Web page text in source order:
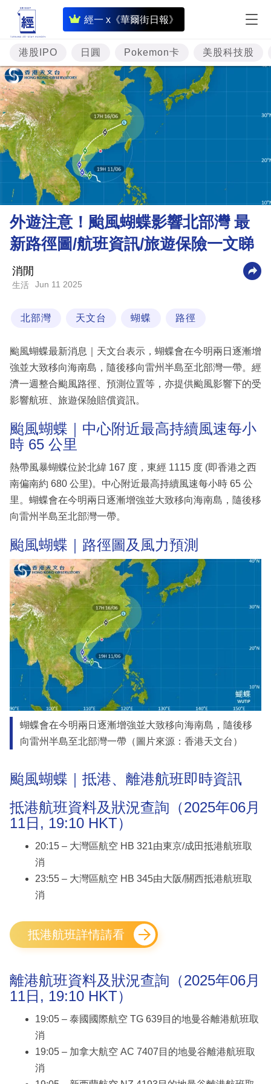
經一 x《華爾街日報》
即
時
財
經
專
題
投
資
樓
市
理
財
商
科
生
活
時
事
專
欄
訂
閱
專
區
港股IPO 日圓 Pokemon卡 美股科技股
外遊注意！颱風蝴蝶影響北部灣 最
新路徑圖/航班資訊/旅遊保險一文睇
消閒
生活 Jun 11 2025
北部灣 天文台 蝴蝶 路徑
颱風蝴蝶最新消息｜天文台表示，蝴蝶會在今明兩日逐漸增
強並大致移向海南島，隨後移向雷州半島至北部灣一帶。經
濟一週整合颱風路徑、預測位置等，亦提供颱風影響下的受
影響航班、旅遊保險賠償資訊。
颱風蝴蝶｜中心附近最高持續風速每小
時 65 公里
熱帶風暴蝴蝶位於北緯 167 度，東經 1115 度 (即香港之西
南偏南約 680 公里)。中心附近最高持續風速每小時 65 公
里。蝴蝶會在今明兩日逐漸增強並大致移向海南島，隨後移
向雷州半島至北部灣一帶。
颱風蝴蝶｜路徑圖及風力預測
蝴蝶會在今明兩日逐漸增強並大致移向海南島，隨後移
向雷州半島至北部灣一帶（圖片來源：香港天文台）
颱風蝴蝶｜抵港、離港航班即時資訊
抵港航班資料及狀況查詢（2025年06月
11日, 19:10 HKT）
20:15 – 大灣區航空 HB 321由東京/成田抵港航班取
消
23:55 – 大灣區航空 HB 345由大阪/關西抵港航班取
消
抵港航班詳情請看
離港航班資料及狀況查詢（2025年06月
11日, 19:10 HKT）
19:05 – 泰國國際航空 TG 639目的地曼谷離港航班取
消
19:05 – 加拿大航空 AC 7407目的地曼谷離港航班取
消